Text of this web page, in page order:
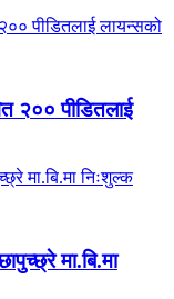
२०० पीडितलाई
मा.बि.मा